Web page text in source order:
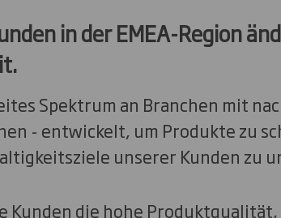
in der EMEA-Region
Spektrum an Branchen mit
- entwickelt, um Produkte zu
unserer Kunden zu
die hohe Produktqualität,